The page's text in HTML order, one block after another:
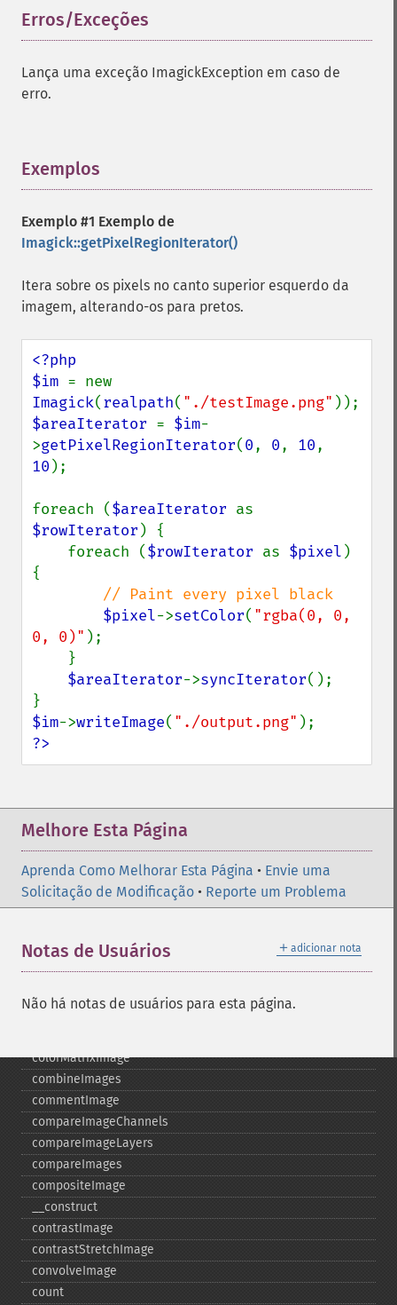
Erros/Exceções
Lança uma exceção ImagickException em caso de
erro.
Exemplos
Exemplo #1 Exemplo de
Imagick::getPixelRegionIterator()
Itera sobre os pixels no canto superior esquerdo da
imagem, alterando-os para pretos.
<?php
$im
Imagick(realpath( "./testImage.png"
$areaIterator = $im-
>getPixelRegionIterator(0, 0, 10
10 );
foreach ($areaIterator
$rowIterator ) {
    foreach (
$rowIterator as $pixel )
{
// Paint every pixel black
$pixel->setColor( "rgba(0, 0,
0, 0)" );
$areaIterator->syncIterator();
$im->writeImage( "./output.png"
?>
Melhore Esta Página
Aprenda Como Melhorar Esta Página • Envie uma
Solicitação de Modificação • Reporte um Problema
＋ adicionar nota
Notas de Usuários
Não há notas de usuários para esta página.
Imagick
adaptiveBlurImage
adaptiveResizeImage
adaptiveSharpenImage
adaptiveThresholdImage
addNoiseImage
affineTransformImage
animateImages
annotateImage
appendImages
autoLevelImage
blackThresholdImage
brightnessContrastImage
chopImage
clampImage
clear
clipImagePath
clipPathImage
clutImage
colorMatrixImage
combineImages
commentImage
compareImageChannels
compareImageLayers
compareImages
compositeImage
_​_​construct
contrastImage
contrastStretchImage
convolveImage
count